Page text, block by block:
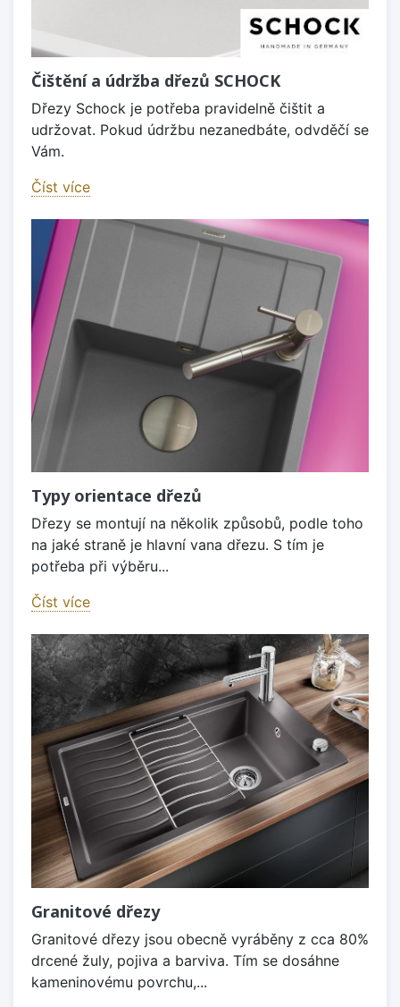
Čištění a údržba dřezů SCHOCK
Dřezy Schock je potřeba pravidelně čištit a
udržovat. Pokud údržbu nezanedbáte, odvděčí se
Vám.
Číst více
Typy orientace dřezů
Dřezy se montují na několik způsobů, podle toho
na jaké straně je hlavní vana dřezu. S tím je
potřeba při výběru...
Číst více
Granitové dřezy
Granitové dřezy jsou obecně vyráběny z cca 80%
drcené žuly, pojiva a barviva. Tím se dosáhne
kameninovému povrchu,...